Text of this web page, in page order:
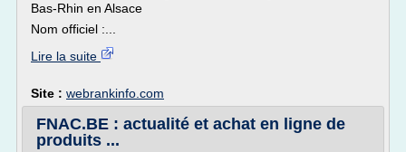
Bas-Rhin en Alsace
Nom officiel :...
Lire la suite
Site : webrankinfo.com
FNAC.BE : actualité et achat en ligne de
produits ...